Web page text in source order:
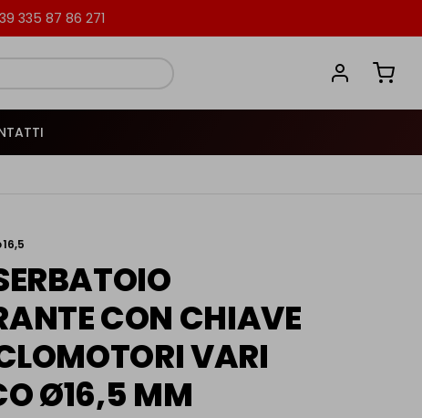
335 87 86 271
CON CHIAVE
VARI
Ø16,5 MM